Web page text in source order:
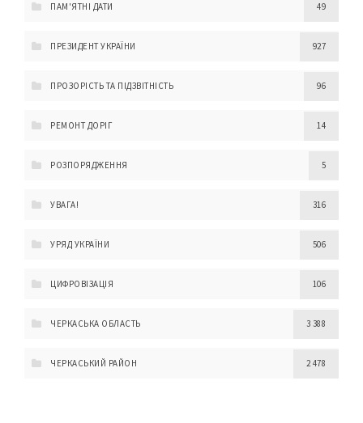
ПАМ'ЯТНІ ДАТИ 49
ПРЕЗИДЕНТ УКРАЇНИ 927
ПРОЗОРІСТЬ ТА ПІДЗВІТНІСТЬ 96
РЕМОНТ ДОРІГ 14
РОЗПОРЯДЖЕННЯ 5
УВАГА! 316
УРЯД УКРАЇНИ 506
ЦИФРОВІЗАЦІЯ 106
ЧЕРКАСЬКА ОБЛАСТЬ 3 388
ЧЕРКАСЬКИЙ РАЙОН 2 478